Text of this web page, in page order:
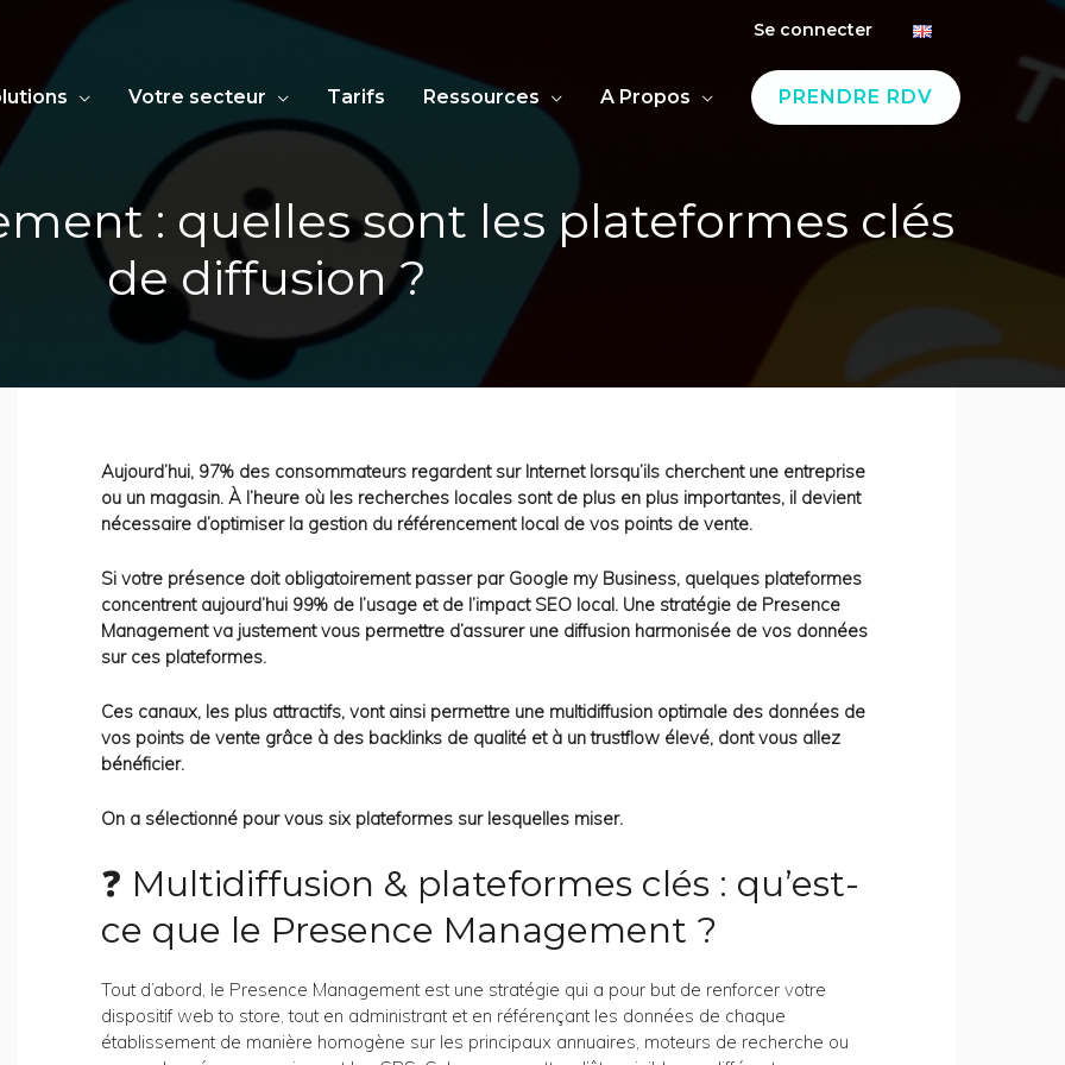
Se connecter
Votre secteur Tarifs Ressources A Propos PRENDRE RDV
: quelles sont les plateformes clés
de diffusion ?
Aujourd’hui, 97% des consommateurs regardent sur Internet lorsqu’ils cherchent une entreprise
ou un magasin. À l’heure où les recherches locales sont de plus en plus importantes, il devient
nécessaire d’optimiser la gestion du référencement local de vos points de vente.
Si votre présence doit obligatoirement passer par Google my Business, quelques plateformes
concentrent aujourd’hui 99% de l’usage et de l’impact SEO local. Une stratégie de Presence
Management va justement vous permettre d’assurer une diffusion harmonisée de vos données
sur ces plateformes.
Ces canaux, les plus attractifs, vont ainsi permettre une multidiffusion optimale des données de
vos points de vente grâce à des backlinks de qualité et à un trustflow élevé, dont vous allez
bénéficier.
On a sélectionné pour vous six plateformes sur lesquelles miser.
❓ Multidiffusion & plateformes clés : qu’est-
ce que le Presence Management ?
Tout d’abord, le Presence Management est une stratégie qui a pour but de renforcer votre
dispositif web to store, tout en administrant et en référençant les données de chaque
établissement de manière homogène sur les principaux annuaires, moteurs de recherche ou